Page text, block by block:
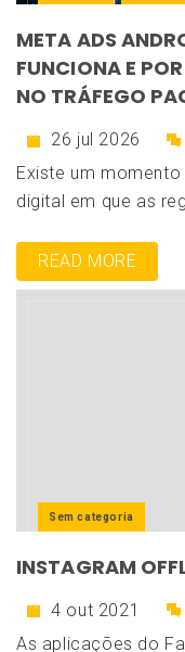
META ADS
FUNCIONA E
NO TRÁFEGO
26 jul 2026
Existe um
digital em que as
READ MORE
Sem categoria
INSTAGRAM
4 out 2021
As aplicações do